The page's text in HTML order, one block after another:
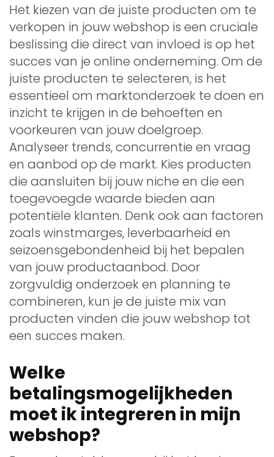
Het kiezen van de juiste producten om te
verkopen in jouw webshop is een cruciale
beslissing die direct van invloed is op het
succes van je online onderneming. Om de
juiste producten te selecteren, is het
essentieel om marktonderzoek te doen en
inzicht te krijgen in de behoeften en
voorkeuren van jouw doelgroep.
Analyseer trends, concurrentie en vraag
en aanbod op de markt. Kies producten
die aansluiten bij jouw niche en die een
toegevoegde waarde bieden aan
potentiële klanten. Denk ook aan factoren
zoals winstmarges, leverbaarheid en
seizoensgebondenheid bij het bepalen
van jouw productaanbod. Door
zorgvuldig onderzoek en planning te
combineren, kun je de juiste mix van
producten vinden die jouw webshop tot
een succes maken.
Welke
betalingsmogelijkheden
moet ik integreren in mijn
webshop?